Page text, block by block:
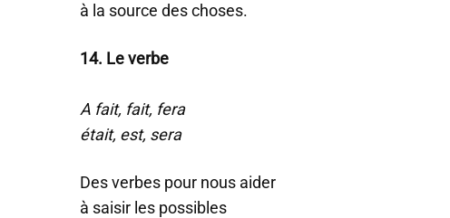
à la source des choses.
14. Le verbe
A fait, fait, fera
était, est, sera
Des verbes pour nous aider
à saisir les possibles